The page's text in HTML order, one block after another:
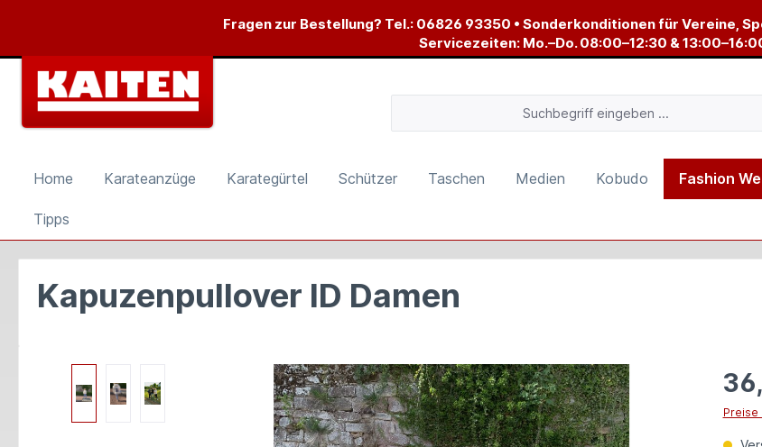
Zur Hauptnavigation springenFragen zur Bestellung? Tel.: 06826 93350 • Sonderkonditionen für Vereine,
Servicezeiten: Mo.–Do. 08:00–12:30 &
Home Karateanzüge Karategürtel Schützer Taschen Medien Kobudo Fashion
Tipps
Kapuzenpullover ID Damen
Preise